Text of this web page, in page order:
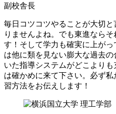
副校舎長
毎日コツコツやることが大切
りませんよね。でも東進なら
す！そして学力も確実に上が
は他に類を見ない膨大な過去
いた指導システムがどこより
は確かめに来て下さい。必ず
習方法をお伝えします！